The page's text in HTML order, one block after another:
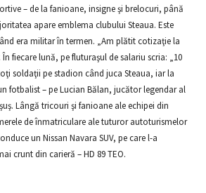
– de la fanioane, insigne şi brelocuri, până
apare emblema clubului Steaua. Este
era militar în termen. „Am plătit cotizaţie la
fiecare lună, pe fluturaşul de salariu scria: „10
soldaţii pe stadion când juca Steaua, iar la
fotbalist – pe Lucian Bălan, jucător legendar al
Lângă tricouri şi fanioane ale echipei din
de înmatriculare ale tuturor autoturismelor
un Nissan Navara SUV, pe care l-a
crunt din carieră – HD 89 TEO.